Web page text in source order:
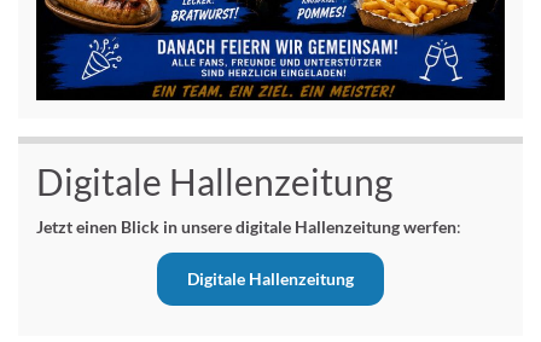
Digitale Hallenzeitung
Jetzt einen Blick in unsere digitale Hallenzeitung werfen:
Digitale Hallenzeitung